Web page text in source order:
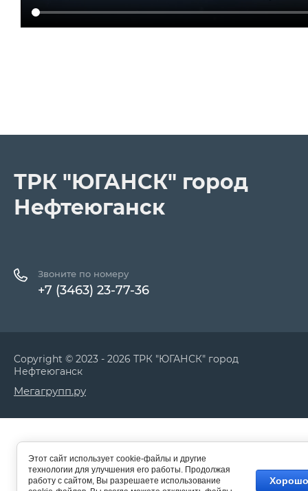
ТРК "ЮГАНСК" город
Нефтеюганск
Звоните по номеру
+7 (3463) 23-77-36
Copyright © 2023 - 2026 ТРК "ЮГАНСК" город
Нефтеюганск
Мегагрупп.ру
Этот сайт использует cookie-файлы и другие
технологии для улучшения его работы. Продолжая
работу с сайтом, Вы разрешаете использование